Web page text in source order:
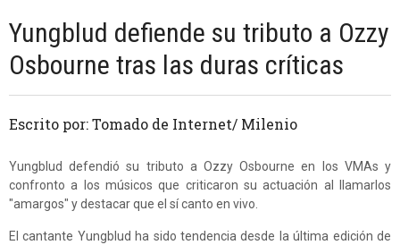
Yungblud defiende su tributo a Ozzy
Osbourne tras las duras críticas
Escrito por: Tomado de Internet/ Milenio
Yungblud defendió su tributo a Ozzy Osbourne en los VMAs y
confronto a los músicos que criticaron su actuación al llamarlos
"amargos" y destacar que el sí canto en vivo.
El cantante Yungblud ha sido tendencia desde la última edición de